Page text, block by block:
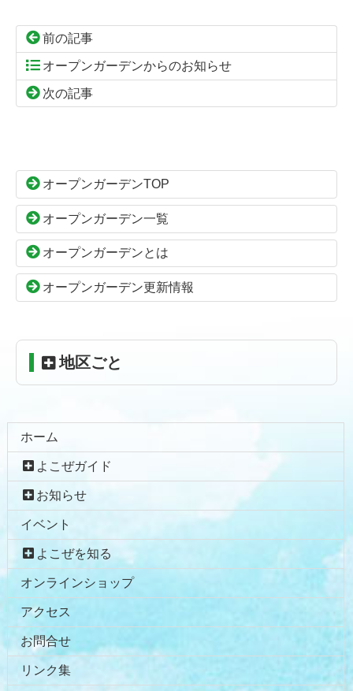
前の記事
オープンガーデンからのお知らせ
次の記事
ン
本
文
先
へ
る
の
頭
へ
る
オープンガーデンTOP
オープンガーデン一覧
オープンガーデンとは
オープンガーデン更新情報
地区ごと
ホーム
よこぜガイド
お知らせ
イベント
よこぜを知る
オンラインショップ
アクセス
お問合せ
リンク集